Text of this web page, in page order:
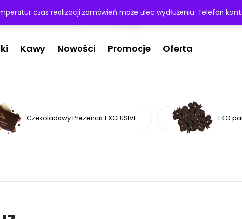
powyżej 200 zł
Kawy Nowości Promocje Oferta
Czekoladowy Prezencik EXCLUSIVE EKO
czas realizacji zamówień może ulec wydłużeniu. Telefon